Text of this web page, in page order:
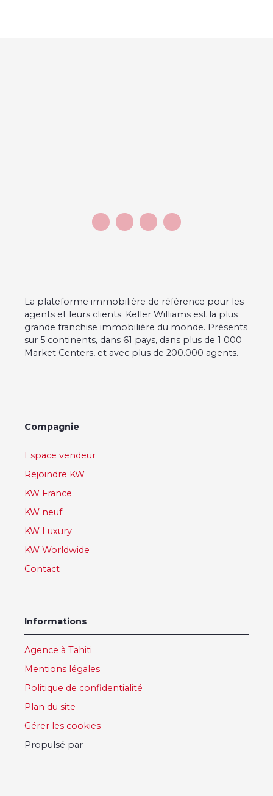
La plateforme immobilière de référence pour les
agents et leurs clients. Keller Williams est la plus
grande franchise immobilière du monde. Présents
sur 5 continents, dans 61 pays, dans plus de 1 000
Market Centers, et avec plus de 200.000 agents.
Compagnie
Espace vendeur
Rejoindre KW
KW France
KW neuf
KW Luxury
KW Worldwide
Contact
Informations
Agence à Tahiti
Mentions légales
Politique de confidentialité
Plan du site
Gérer les cookies
Propulsé par